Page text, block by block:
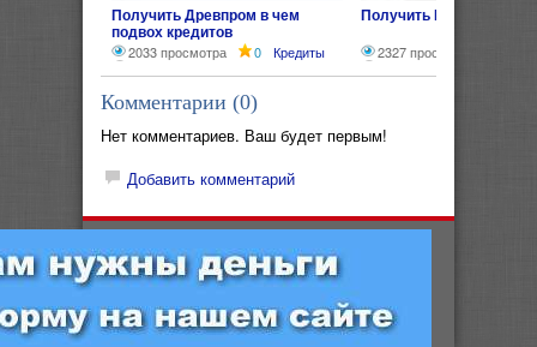
Получить Древпром в чем
подвох кредитов
2033 просмотра 0 Кредиты
Получить Кредит без
2327 просмотров
Комментарии (0)
Нет комментариев. Ваш будет первым!
Добавить комментарий